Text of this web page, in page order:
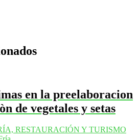
en la preelaboracion
de vegetales y setas
RESTAURACIÓN Y TURISMO